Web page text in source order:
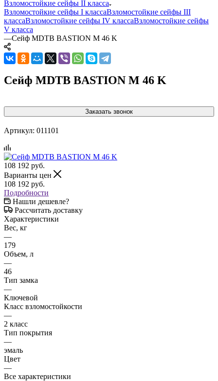
Взломостойкие сейфы II класса
Взломостойкие сейфы I классаВзломостойкие сейфы III
классаВзломостойкие сейфы IV классаВзломостойкие сейфы
V класса
—Сейф MDTB BASTION M 46 K
Сейф MDTB BASTION M 46 K
Заказать звонок
Артикул: 011101
108 192 руб.
Варианты цен
108 192 руб.
Подробности
Нашли дешевле?
Рассчитать доставку
Характеристики
Вес, кг
—
179
Объем, л
—
46
Тип замка
—
Ключевой
Класс взломостойкости
—
2 класс
Тип покрытия
—
эмаль
Цвет
—
Все характеристики